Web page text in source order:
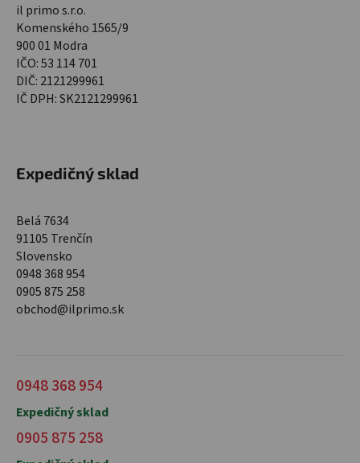
il primo s.r.o.
Komenského 1565/9
900 01 Modra
IČO: 53 114 701
DIČ: 2121299961
IČ DPH: SK2121299961
Expedičný sklad
Belá 7634
91105 Trenčín
Slovensko
0948 368 954
0905 875 258
obchod@ilprimo.sk
0948 368 954
Expedičný sklad
0905 875 258